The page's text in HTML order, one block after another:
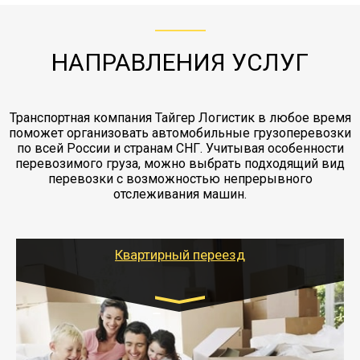
заканчивая выгрузкой в пункте получателя.
НАПРАВЛЕНИЯ УСЛУГ
Транспортная компания Тайгер Логистик в любое время
поможет организовать автомобильные грузоперевозки
по всей России и странам СНГ. Учитывая особенности
перевозимого груза, можно выбрать подходящий вид
перевозки с возможностью непрерывного
отслеживания машин.
Квартирный переезд
Газель: 1,5 и 3 тонны